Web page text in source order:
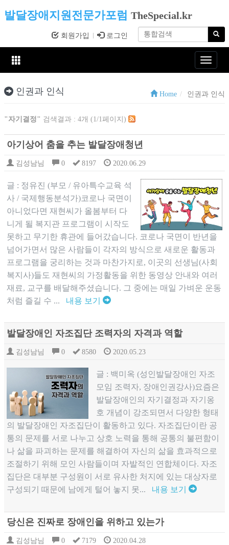
발달장애지원전문가포럼 TheSpecial.kr
회원가입 로그인
Toggle
인권과 인식 Home 인권과 인식
"자기결정" 검색결과 : 4개 (1/1페이지)
아기상어 춤을 추는 발달장애청년
김성남님 0 8197 2020.06.29
글 : 정유진 (부모 / 유아특수교육 석
사 / 국제행동분석가)코로나 국면이
아니었다면 재현씨가 올봄부터 다
니게 될 복지관 프로그램이 시작도
못하고 무기한 휴관에 들어갔습니다. 코로나 국면이 반년을
넘어가면서 많은 사람들이 각자의 방식으로 새로운 활동과
프로그램을 궁리하는 것과 마찬가지로, 이곳의 선생님(사회
복지사)들도 재현씨의 가정활동을 위한 동영상 안내와 여러
재료, 교구를 배달해주셨습니다. 그 중에는 매일 가벼운 운동
처럼 즐길 수 ... 내용 보기
발달장애인 자조집단 조력자의 자격과 역할
김성남님 0 8580 2020.05.23
글 : 백미옥 (성인발달장애인 자조
모임 조력자, 장애인권강사)요즘은
발달장애인의 자기결정과 자기옹
호 개념이 강조되면서 다양한 형태
의 발달장애인 자조집단이 활동하고 있다. 자조집단이란 공
통의 문제를 서로 나누고 상호 노력을 통해 공통의 불편함이
나 삶을 파괴하는 문제를 해결하여 자신의 삶을 효과적으로
조절하기 위해 모인 사람들이며 자발적인 연합체이다. 자조
집단은 대부분 구성원이 서로 유사한 처지에 있는 대상자로
구성되기 때문에 남에게 털어 놓지 못... 내용 보기
당신은 진짜로 장애인을 위하고 있는가
김성남님 0 7179 2020.04.28